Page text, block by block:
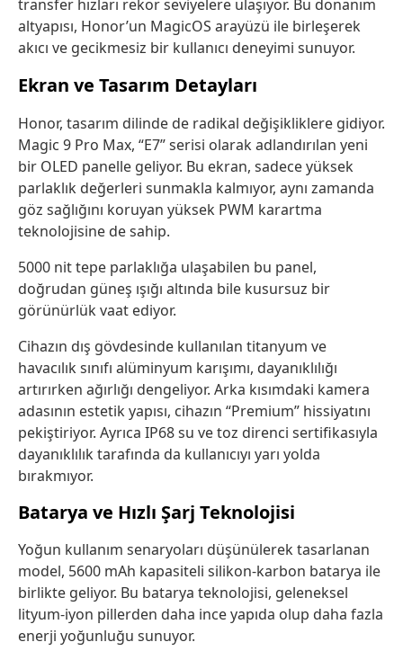
transfer hızları rekor seviyelere ulaşıyor. Bu donanım
altyapısı, Honor’un MagicOS arayüzü ile birleşerek
akıcı ve gecikmesiz bir kullanıcı deneyimi sunuyor.
Ekran ve Tasarım Detayları
Honor, tasarım dilinde de radikal değişikliklere gidiyor.
Magic 9 Pro Max, “E7” serisi olarak adlandırılan yeni
bir OLED panelle geliyor. Bu ekran, sadece yüksek
parlaklık değerleri sunmakla kalmıyor, aynı zamanda
göz sağlığını koruyan yüksek PWM karartma
teknolojisine de sahip.
5000 nit tepe parlaklığa ulaşabilen bu panel,
doğrudan güneş ışığı altında bile kusursuz bir
görünürlük vaat ediyor.
Cihazın dış gövdesinde kullanılan titanyum ve
havacılık sınıfı alüminyum karışımı, dayanıklılığı
artırırken ağırlığı dengeliyor. Arka kısımdaki kamera
adasının estetik yapısı, cihazın “Premium” hissiyatını
pekiştiriyor. Ayrıca IP68 su ve toz direnci sertifikasıyla
dayanıklılık tarafında da kullanıcıyı yarı yolda
bırakmıyor.
Batarya ve Hızlı Şarj Teknolojisi
Yoğun kullanım senaryoları düşünülerek tasarlanan
model, 5600 mAh kapasiteli silikon-karbon batarya ile
birlikte geliyor. Bu batarya teknolojisi, geleneksel
lityum-iyon pillerden daha ince yapıda olup daha fazla
enerji yoğunluğu sunuyor.